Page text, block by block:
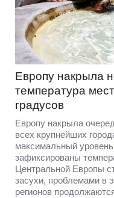
Европу накрыла
температура
градусов
Европу накрыла
всех крупнейших
максимальный
зафиксированы
Центральной Европы
засухи, проблемами в
регионов